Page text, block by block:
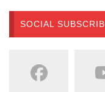
SOCIAL